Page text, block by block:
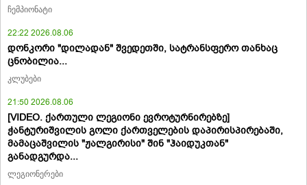
ჩემპიონატი
22:22 2026.08.06
დონკორი "დილადან" შვედეთში, სატრანსფერო თანხაც
ცნობილია...
კლუბები
21:50 2026.08.06
[VIDEO. ქართული ლეგიონი ევროტურნირებზე]
ჭანტურიშვილის გოლი ქართველების დაპირისპირებაში,
მამაცაშვილის "ჟალგირისი" შინ "ჰაიდუკთან"
განადგურდა...
ლეგიონერები